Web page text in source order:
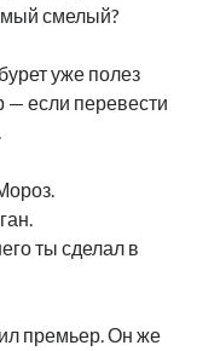
смелый?
уже полез
если перевести
ты сделал в
премьер. Он же